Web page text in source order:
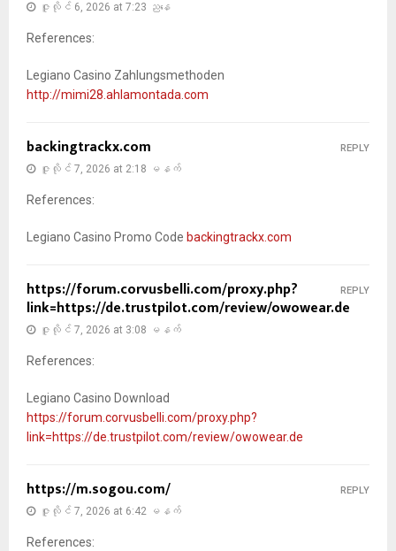
ဇူလိုင် 6, 2026 at 7:23 ညနေ
References:
Legiano Casino Zahlungsmethoden
http://mimi28.ahlamontada.com
backingtrackx.com
ဇူလိုင် 7, 2026 at 2:18 မနက်
References:
Legiano Casino Promo Code backingtrackx.com
REPLY
https://forum.corvusbelli.com/proxy.php?
link=https://de.trustpilot.com/review/owowear.de
ဇူလိုင် 7, 2026 at 3:08 မနက်
References:
Legiano Casino Download
https://forum.corvusbelli.com/proxy.php?
link=https://de.trustpilot.com/review/owowear.de
REPLY
https://m.sogou.com/
ဇူလိုင် 7, 2026 at 6:42 မနက်
References:
REPLY